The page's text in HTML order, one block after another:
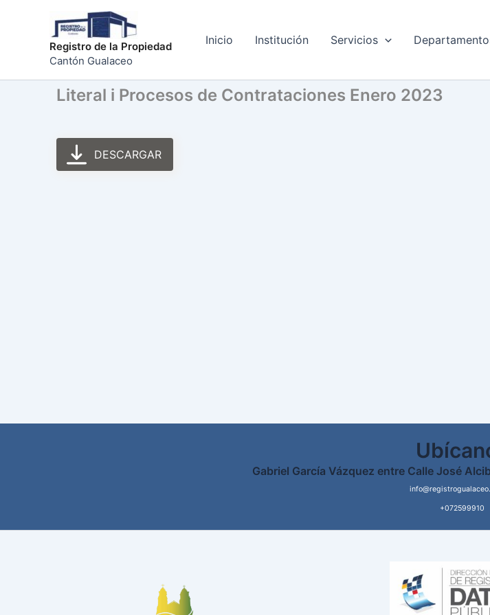
contenidoRegistro de la Propiedad
Cantón Gualaceo
Inicio Institución Servicios
Literal i Procesos de Contrataciones Enero 2023
DESCARGAR
Gabriel García Vázquez entre Calle José
+072599910